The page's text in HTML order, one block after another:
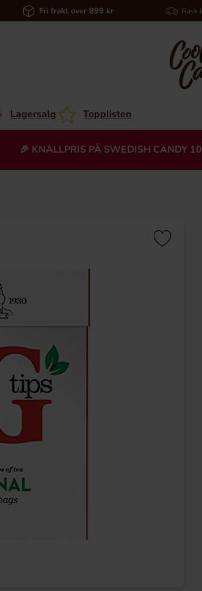
Fri frakt over 899 kr Rask
Lagersalg Topplisten
🎉 KNALLPRIS PÅ SWEDISH CANDY
Kinder Joy Super Mario 20g
Köp
Ronny &